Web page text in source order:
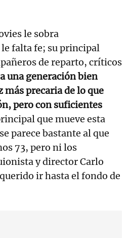
le sobra
falta fe; su principal
de reparto, críticos
una generación bien
precaria de lo que
pero con suficientes
que mueve esta
parece bastante al que
73, pero ni los
y director Carlo
ir hasta el fondo de